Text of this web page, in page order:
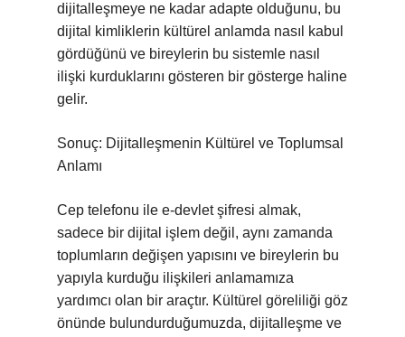
dijitalleşmeye ne kadar adapte olduğunu, bu
dijital kimliklerin kültürel anlamda nasıl kabul
gördüğünü ve bireylerin bu sistemle nasıl
ilişki kurduklarını gösteren bir gösterge haline
gelir.
Sonuç: Dijitalleşmenin Kültürel ve Toplumsal
Anlamı
Cep telefonu ile e-devlet şifresi almak,
sadece bir dijital işlem değil, aynı zamanda
toplumların değişen yapısını ve bireylerin bu
yapıyla kurduğu ilişkileri anlamamıza
yardımcı olan bir araçtır. Kültürel göreliliği göz
önünde bulundurduğumuzda, dijitalleşme ve